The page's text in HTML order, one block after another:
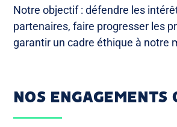
Notre objectif : défendre les
partenaires, faire progresser les
garantir un cadre éthique à notre
NOS ENGAGEMENTS